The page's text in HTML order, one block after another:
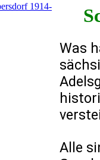
1914-
Was
Alle